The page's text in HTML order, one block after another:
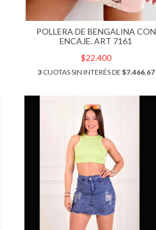
POLLERA DE BENGALINA CON
ENCAJE. ART 7161
$22.400
3CUOTAS SIN INTERÉS DE $7.466,67